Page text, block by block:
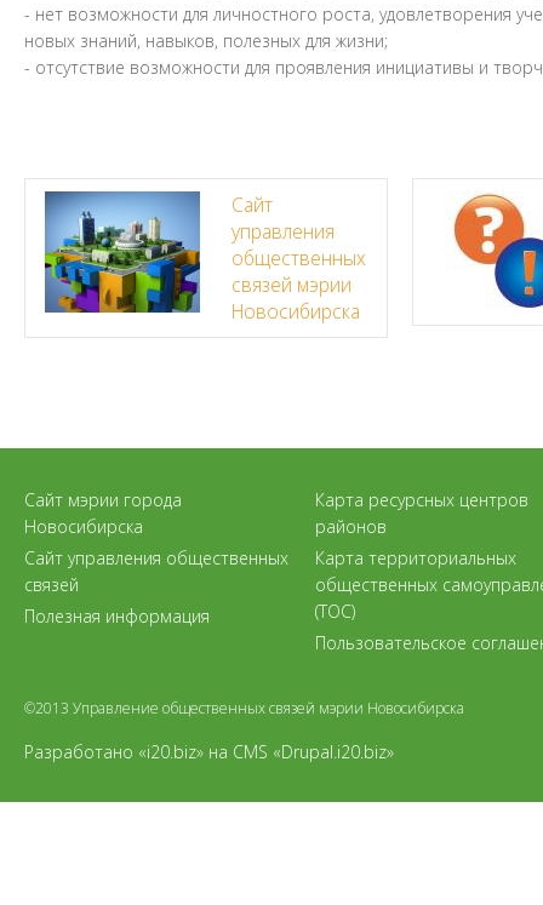
- нет возможности для личностного роста, удовлетворения
новых знаний, навыков, полезных для жизни;
- отсутствие возможности для проявления инициативы и
Сайт
управления
общественных
связей мэрии
Новосибирска
Сайт мэрии города
Новосибирска
Сайт управления общественных
связей
Полезная информация
Карта ресурсных центров
районов
Карта территориальных
общественных
(ТОС)
Пользовательское
©2013 Управление общественных связей мэрии Новосибирска
Разработано «i20.biz» на CMS «Drupal.i20.biz»